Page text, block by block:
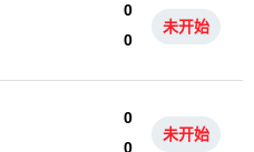
0
0
未开始
0
0
未开始